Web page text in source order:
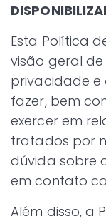
Esta Política
visão geral
privacidade e
fazer, bem
exercer em
tratados por
dúvida sobre
em contato
Além disso, a